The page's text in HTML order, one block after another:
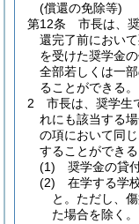
(償還の免除等)
第12条
市長は、
還完了前におい
を受けた奨学金
全部若しくは一
ることができる。
2
市長は、奨学生
れにも該当する
の項において同
することができる
(1)
奨学金の貸
(2)
在学する学
と。 ただし、
た場合を除く。